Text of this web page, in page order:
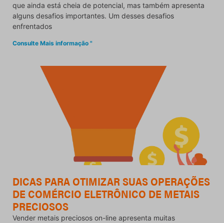
que ainda está cheia de potencial, mas também apresenta
alguns desafios importantes. Um desses desafios
enfrentados
Consulte Mais informação "
DICAS PARA OTIMIZAR SUAS OPERAÇÕES
DE COMÉRCIO ELETRÔNICO DE METAIS
PRECIOSOS
Vender metais preciosos on-line apresenta muitas